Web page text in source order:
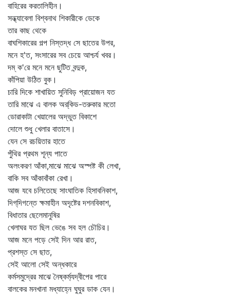
বাহিরের করতালিহীন।
সন্ধ্যাবেলা বিশ্বনাথ শিকারীকে ডেকে
তার কাছ থেকে
বাঘশিকারের গল্প নিস্তদ্ধ সে ছাতের উপর,
মনে হ'ত, সংসারের সব চেয়ে আশ্চর্য খবর।
দম্‌ ক'রে মনে মনে ছুটিত বন্দুক,
কাঁপিয়া উঠিত বুক।
চারি দিকে শাখায়িত সুনিবিড় প্রায়োজন যত
তারি মাঝে এ বালক অর্‌কিড-তরুকার মতো
ডোরাকাটা খেয়ালের অদ্ভুত বিকাশে
দোলে শুধু খেলার বাতাসে।
যেন সে রচয়িতার হাতে
পুঁথির প্রথম শূন্য পাতে
অলংকরণ আঁকা,মাঝে মাঝে অস্পষ্ট কী লেখা,
বাকি সব আঁকাবাঁকা রেখা।
আজ যবে চলিতেছে সাংঘাতিক হিসাবনিকাশ,
দিগ্‌দিগন্তে ক্ষমাহীন অদৃষ্টের দশনবিকাশ,
বিধাতার ছেলেমানুষির
খেলাঘর যত ছিল ভেঙে সব হল চৌচির।
আজ মনে পড়ে সেই দিন আর রাত,
প্রশস্ত সে ছাত,
সেই আলো সেই অন্ধকারে
কর্মসমুদ্রের মাঝে নৈষ্কর্ম্যদ্বীপের পারে
বালকের মনখানা মধ্যাহ্নে ঘুঘুর ডাক যেন।